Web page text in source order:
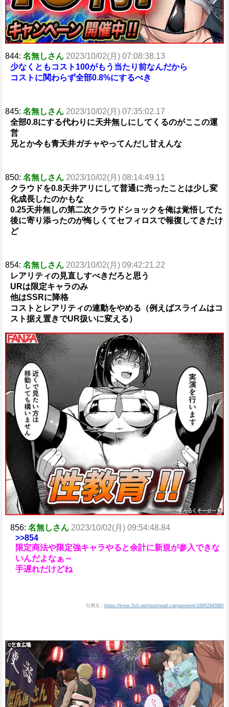
844: 名無しさん 2023/10/02(月) 07:08:38.13
少なくともコスト100がもう当たり前なんだから
コストに関わらず全部0.8%にするべき
845: 名無しさん 2023/10/02(月) 07:35:02.17
全部0.8にする代わりに天井無しにしてくるのがここの運
営
兄とか今も青天井ガチャやってんだし甘えんな
850: 名無しさん 2023/10/02(月) 08:14:49.11
クラウドを0.8天井アリにして普通に売ったことは少し変
化成長したのかもな
0.25天井無しの第二次クラウドショックを俺は覚悟してた
後に寄り添ったのが悔しくてセフィロスで報復してきたけ
ど
854: 名無しさん 2023/10/02(月) 09:42:21.22
レアリティの見直しすべきだろと思う
URは限定キャラのみ
他はSSRに降格
コストとレアリティの連動をやめる（例えばスライムはコ
スト据え置きでUR扱いに変える）
856: 名無しさん 2023/10/02(月) 09:54:48.84
>>854
限定商法や限定強キャラやると余計に新規が参入できな
いんだよなぁ～
手遅れだけどね
引用元： https://krsw.5ch.net/test/read.cgi/gamesm/1695294580/